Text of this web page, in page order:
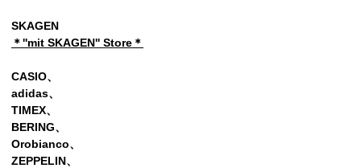
SKAGEN
＊''mit SKAGEN'' Store＊
CASIO、
adidas、
TIMEX、
BERING、
Orobianco、
ZEPPELIN、